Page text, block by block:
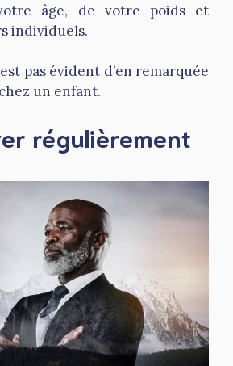
âge, de votre poids et
individuels.
pas évident d’en remarquée
un enfant.
régulièrement